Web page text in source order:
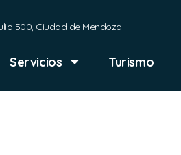
500, Ciudad de Mendoza
Servicios Turismo